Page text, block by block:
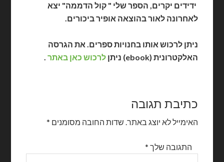
ידידים יקרים, הספר שלי " קול הדממה" יצא
לאחרונה לאור בהוצאה אופיר ביכורים.
ניתן לרכוש אותו בחנויות ספרים. את הגרסה
האלקטרונית (ebook) ניתן
לרכוש כאן באתר.
כתיבת תגובה
האימייל לא יוצג באתר.שדות החובה מסומנים*
התגובה שלך*